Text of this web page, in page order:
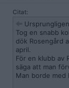
Citat:
Tog en snabb
dök Rosengård
april.
För en klubb av
säga att man
Man borde med